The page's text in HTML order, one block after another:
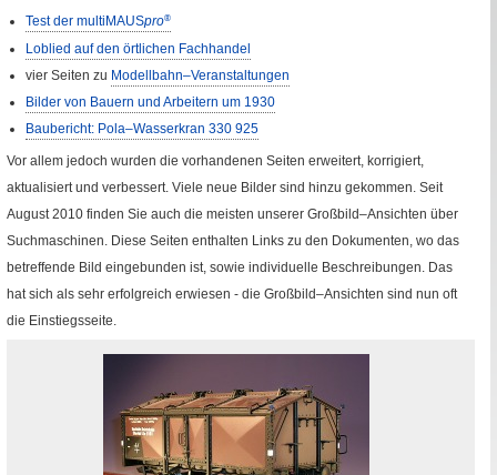
Test der multiMAUSpro®
Loblied auf den örtlichen Fachhandel
vier Seiten zu Modellbahn–Veranstaltungen
Bilder von Bauern und Arbeitern um 1930
Baubericht: Pola–Wasserkran 330 925
Vor allem jedoch wurden die vorhandenen Seiten erweitert, korrigiert,
aktualisiert und verbessert. Viele neue Bilder sind hinzu gekommen. Seit
August 2010 finden Sie auch die meisten unserer Großbild–Ansichten über
Suchmaschinen. Diese Seiten enthalten Links zu den Dokumenten, wo das
betreffende Bild eingebunden ist, sowie individuelle Beschreibungen. Das
hat sich als sehr erfolgreich erwiesen - die Großbild–Ansichten sind nun oft
die Einstiegsseite.